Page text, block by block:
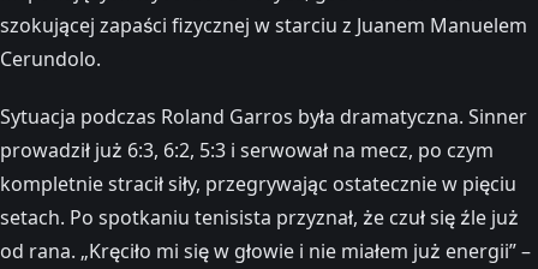
szokującej zapaści fizycznej w starciu z Juanem Manuelem
Cerundolo.
Sytuacja podczas Roland Garros była dramatyczna. Sinner
prowadził już 6:3, 6:2, 5:3 i serwował na mecz, po czym
kompletnie stracił siły, przegrywając ostatecznie w pięciu
setach. Po spotkaniu tenisista przyznał, że czuł się źle już
od rana. „Kręciło mi się w głowie i nie miałem już energii” –